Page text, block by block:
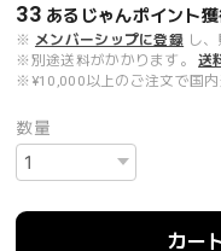
33 あるじゃんポイント
※ メンバーシップに登録 し
※別途送料がかかります。
送
※¥10,000以上のご注文で国内
数量
カー